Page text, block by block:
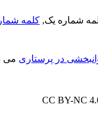
شماره یک, کلمه
در پرستاری می